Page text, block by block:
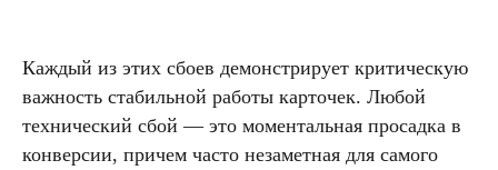
Каждый из этих сбоев демонстрирует критическую
важность стабильной работы карточек. Любой
технический сбой — это моментальная просадка в
конверсии, причем часто незаметная для самого